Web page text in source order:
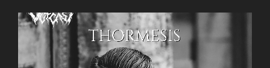
|
Andrea
Dave“